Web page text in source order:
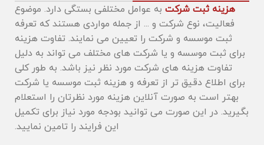
هزینه ثبت شرکت به عوامل مختلفی بستگی دارد. موضوع
فعالیت، نوع شرکت و ... از جمله مواردی هستند که تعرفه
ثبت موسسه و شرکت را تعیین می نمایند. تفاوت هزینه
برای ثبت موسسه و یا شرکت های مختلف می تواند به دلیل
تفاوت هزینه های شرکت مورد نظر نیز باشد. به طور کلی
برای اطلاع دقیق تر از تعرفه و هزینه ثبت موسسه یا شرکت
بهتر است به صورت آنلاین هزینه مورد نظرتان را استعلام
بگیرید. در این صورت می توانید بودجه مورد نیاز برای تکمیل
این فرایند را تامین نمایید.